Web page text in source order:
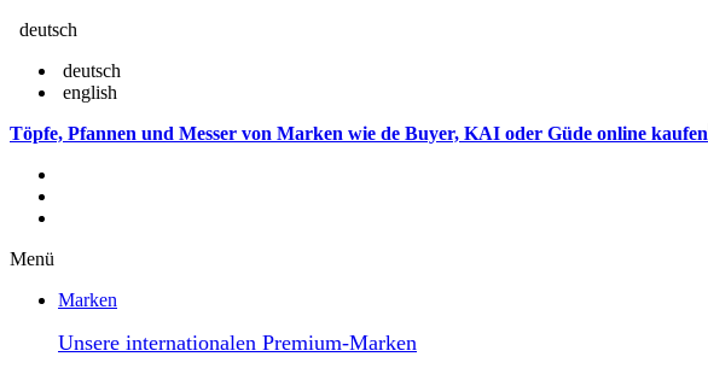
deutsch
deutsch
english
Töpfe, Pfannen und Messer von Marken wie de Buyer, KAI oder Güde online kaufen
Menü
Marken
Unsere internationalen Premium-Marken